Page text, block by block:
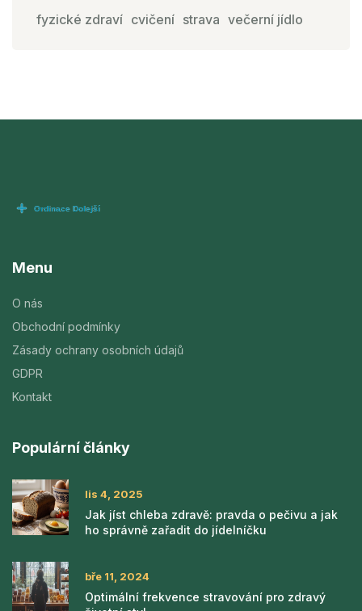
fyzické zdraví cvičení strava večerní jídlo
Menu
O nás
Obchodní podmínky
Zásady ochrany osobních údajů
GDPR
Kontakt
Populární články
lis 4, 2025
Jak jíst chleba zdravě: pravda o pečivu a jak
ho správně zařadit do jídelníčku
bře 11, 2024
Optimální frekvence stravování pro zdravý